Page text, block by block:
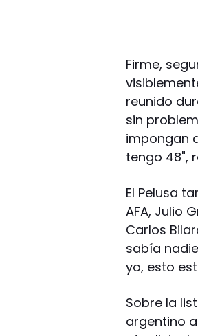
Firme,
reunido
sin
impongan
tengo 48",
El Pelusa
AFA, Julio
Carlos
sabía
yo, esto
Sobre la
argentino